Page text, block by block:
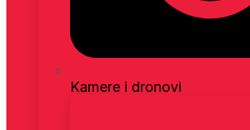
Kamere i dronovi